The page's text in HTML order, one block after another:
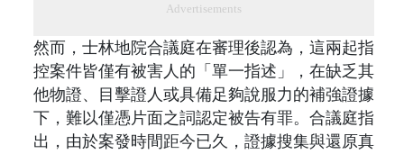
Advertisements
然而，士林地院合議庭在審理後認為，這兩起指
控案件皆僅有被害人的「單一指述」，在缺乏其
他物證、目擊證人或具備足夠說服力的補強證據
下，難以僅憑片面之詞認定被告有罪。合議庭指
出，由於案發時間距今已久，證據搜集與還原真